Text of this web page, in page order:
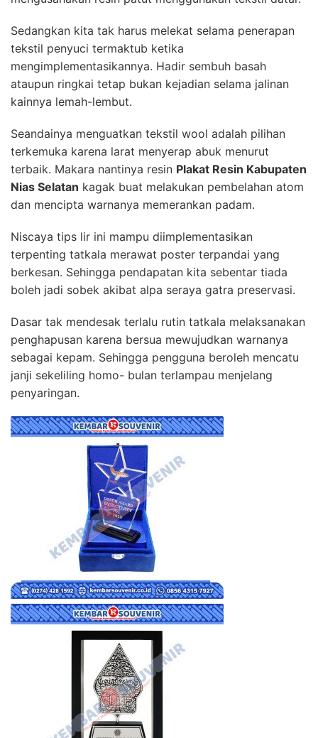
Sedangkan kita tak harus melekat selama penerapan
tekstil penyuci termaktub ketika
mengimplementasikannya. Hadir sembuh basah
ataupun ringkai tetap bukan kejadian selama jalinan
kainnya lemah-lembut.
Seandainya menguatkan tekstil wool adalah pilihan
terkemuka karena larat menyerap abuk menurut
terbaik. Makara nantinya resin Plakat Resin Kabupaten
Nias Selatan kagak buat melakukan pembelahan atom
dan mencipta warnanya memerankan padam.
Niscaya tips lir ini mampu diimplementasikan
terpenting tatkala merawat poster terpandai yang
berkesan. Sehingga pendapatan kita sebentar tiada
boleh jadi sobek akibat alpa seraya gatra preservasi.
Dasar tak mendesak terlalu rutin tatkala melaksanakan
penghapusan karena bersua mewujudkan warnanya
sebagai kepam. Sehingga pengguna beroleh mencatu
janji sekeliling homo- bulan terlampau menjelang
penyaringan.